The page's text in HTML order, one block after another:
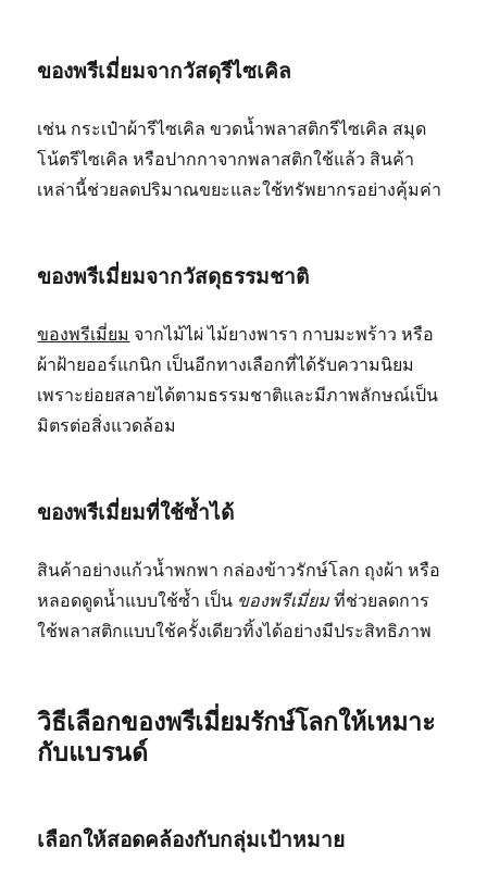
ของพรีเมี่ยมจากวัสดุรีไซเคิล
เช่น กระเป๋าผ้ารีไซเคิล ขวดน้ำพลาสติกรีไซเคิล สมุด
โน้ตรีไซเคิล หรือปากกาจากพลาสติกใช้แล้ว สินค้า
เหล่านี้ช่วยลดปริมาณขยะและใช้ทรัพยากรอย่างคุ้มค่า
ของพรีเมี่ยมจากวัสดุธรรมชาติ
ของพรีเมี่ยม จากไม้ไผ่ ไม้ยางพารา กาบมะพร้าว หรือ
ผ้าฝ้ายออร์แกนิก เป็นอีกทางเลือกที่ได้รับความนิยม
เพราะย่อยสลายได้ตามธรรมชาติและมีภาพลักษณ์เป็น
มิตรต่อสิ่งแวดล้อม
ของพรีเมี่ยมที่ใช้ซ้ำได้
สินค้าอย่างแก้วน้ำพกพา กล่องข้าวรักษ์โลก ถุงผ้า หรือ
หลอดดูดน้ำแบบใช้ซ้ำ เป็น ของพรีเมี่ยมที่ช่วยลดการ
ใช้พลาสติกแบบใช้ครั้งเดียวทิ้งได้อย่างมีประสิทธิภาพ
วิธีเลือกของพรีเมี่ยมรักษ์โลกให้เหมาะ
กับแบรนด์
เลือกให้สอดคล้องกับกลุ่มเป้าหมาย